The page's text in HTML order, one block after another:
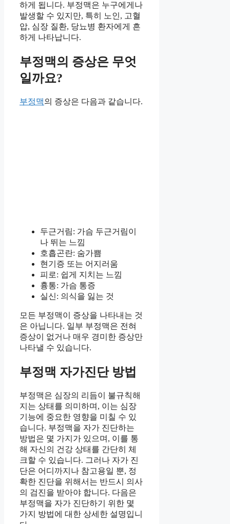
하게 됩니다. 부정맥은 누구에게나
발생할 수 있지만, 특히 노인, 고혈
압, 심장 질환, 당뇨병 환자에게 흔
하게 나타납니다.
부정맥의 증상은 무엇
일까요?
부정맥의 증상은 다음과 같습니다.
두근거림: 가슴 두근거림이
나 뛰는 느낌
호흡곤란: 숨가쁨
현기증 또는 어지러움
피로: 쉽게 지치는 느낌
흉통: 가슴 통증
실신: 의식을 잃는 것
모든 부정맥이 증상을 나타내는 것
은 아닙니다. 일부 부정맥은 전혀
증상이 없거나 매우 경미한 증상만
나타낼 수 있습니다.
부정맥 자가진단 방법
부정맥은 심장의 리듬이 불규칙해
지는 상태를 의미하며, 이는 심장
기능에 중요한 영향을 미칠 수 있
습니다. 부정맥을 자가 진단하는
방법은 몇 가지가 있으며, 이를 통
해 자신의 건강 상태를 간단히 체
크할 수 있습니다. 그러나 자가 진
단은 어디까지나 참고용일 뿐, 정
확한 진단을 위해서는 반드시 의사
의 검진을 받아야 합니다. 다음은
부정맥을 자가 진단하기 위한 몇
가지 방법에 대한 상세한 설명입니